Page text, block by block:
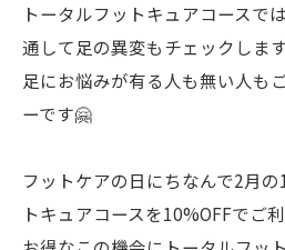
トータルフットキュアコースで
通して足の異変もチェックしま
足にお悩みが有る人も無い人も
ーです🤗
フットケアの日にちなんで2月
トキュアコースを10%OFFでご